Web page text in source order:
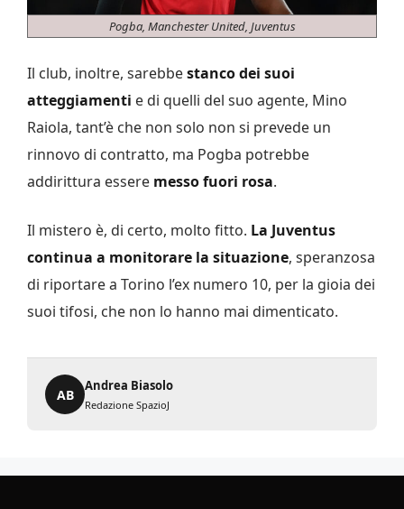
Pogba, Manchester United, Juventus
Il club, inoltre, sarebbestanco dei suoi
atteggiamenti e di quelli del suo agente, Mino
Raiola, tant’è che non solo non si prevede un
rinnovo di contratto, ma Pogba potrebbe
addirittura essere messo fuori rosa.
Il mistero è, di certo, molto fitto. La Juventus
continua a monitorare la situazione, speranzosa
di riportare a Torino l’ex numero 10, per la gioia dei
suoi tifosi, che non lo hanno mai dimenticato.
AB
Andrea Biasolo
Redazione SpazioJ